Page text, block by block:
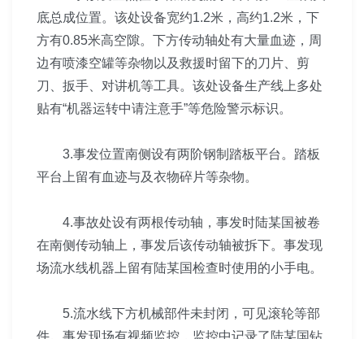
底总成位置。该处设备宽约1.2米，高约1.2米，下
方有0.85米高空隙。下方传动轴处有大量血迹，周
边有喷漆空罐等杂物以及救援时留下的刀片、剪
刀、扳手、对讲机等工具。该处设备生产线上多处
贴有“机器运转中请注意手”等危险警示标识。
3.事发位置南侧设有两阶钢制踏板平台 。踏板
平台上留有血迹与及衣物碎片等杂物。
4.事故处设有两根传动轴， 事发时陆某国被卷
在南侧传动轴上，事发后该传动轴被拆下。事发现
场流水线机器上留有陆某国检查时使用的小手电。
5.流水线下方机械部件未封闭，可见滚轮等部
件。事发现场有视频监控，监控中记录了陆某国钻